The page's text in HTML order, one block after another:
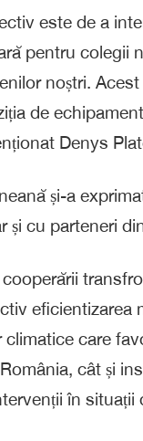
este de a
pentru colegii
noștri.
de
Denys
și-a
și cu parteneri
cooperării
care
cât și
în situații